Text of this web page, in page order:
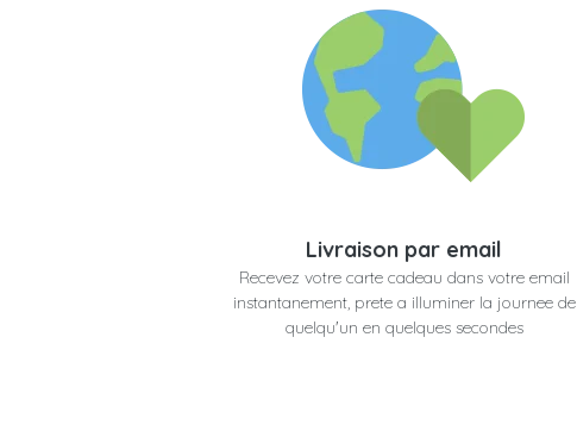
Livraison par email
Recevez votre carte cadeau dans votre email
instantanement, prete a illuminer la journee de
quelqu'un en quelques secondes